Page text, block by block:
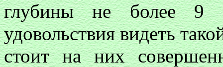
глубины не более 9
удовольствия видеть
стоит на них